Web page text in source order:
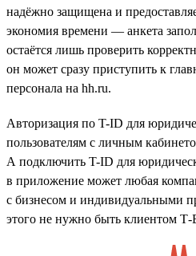
надёжно защищена и
экономия времени — анкета
остаётся лишь проверить
он может сразу приступить к
персонала на hh.ru.
Авторизация по T-ID для
пользователям с личным
А подключить T-ID для
в приложение может любая
с бизнесом и индивидуальными
этого не нужно быть клиентом Т-